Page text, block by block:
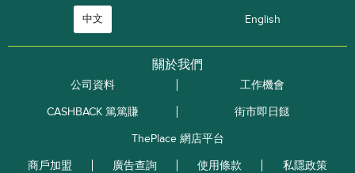
中文 English
關於我們
公司資料
工作機會
CASHBACK 篤篤賺
街市即日餸
ThePlace 網店平台
商戶加盟
廣告查詢 使用條款 私隱政策